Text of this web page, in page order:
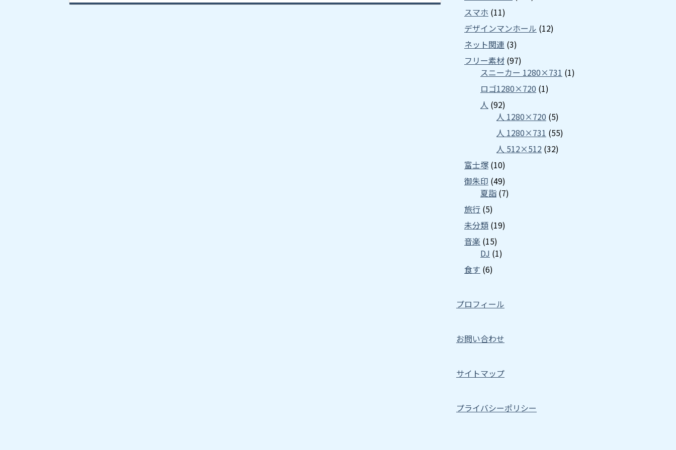
スマホ (11)
デザインマンホール (12)
ネット関連 (3)
フリー素材 (97)
スニーカー 1280×731 (1)
ロゴ1280×720 (1)
人 (92)
人 1280×720 (5)
人 1280×731 (55)
人 512×512 (32)
富士塚 (10)
御朱印 (49)
夏詣 (7)
旅行 (5)
未分類 (19)
音楽 (15)
DJ (1)
食す (6)
プロフィール
お問い合わせ
サイトマップ
プライバシーポリシー